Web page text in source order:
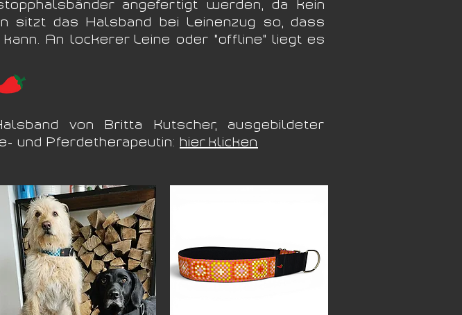
angefertigt werden, da kein
sitzt das Halsband bei Leinenzug so, dass
An lockerer Leine oder "offline" liegt es
von Britta Kutscher, ausgebildeter
und Pferdetherapeutin: hier klicken